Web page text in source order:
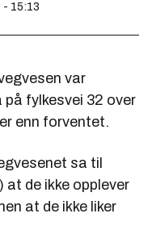
- 15:13
var
på fylkesvei 32 over
enn forventet.
sa til
at de ikke opplever
at de ikke liker